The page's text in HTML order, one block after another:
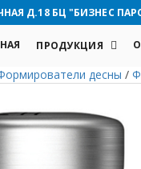
Д.18 БЦ "БИЗНЕС
ПРОДУКЦИЯ
десны /